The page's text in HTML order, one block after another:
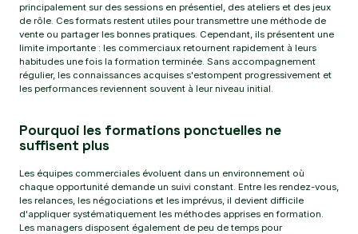
principalement sur des sessions en présentiel, des ateliers et des jeux
de rôle. Ces formats restent utiles pour transmettre une méthode de
vente ou partager les bonnes pratiques. Cependant, ils présentent une
limite importante : les commerciaux retournent rapidement à leurs
habitudes une fois la formation terminée. Sans accompagnement
régulier, les connaissances acquises s'estompent progressivement et
les performances reviennent souvent à leur niveau initial.
Pourquoi les formations ponctuelles ne
suffisent plus
Les équipes commerciales évoluent dans un environnement où
chaque opportunité demande un suivi constant. Entre les rendez-vous,
les relances, les négociations et les imprévus, il devient difficile
d'appliquer systématiquement les méthodes apprises en formation.
Les managers disposent également de peu de temps pour